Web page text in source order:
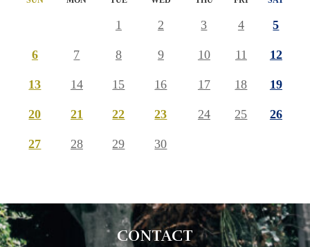
1 2 3 4
5
6
7 8 9 10 11
12
13
14 15 16 17 18
19
20
21 22 23 24 25
26
27
28 29 30
CONTACT